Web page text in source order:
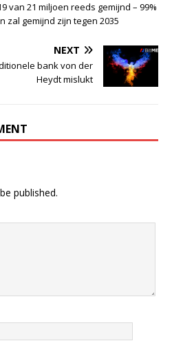
van 21 miljoen reeds gemijnd – 99%
zal gemijnd zijn tegen 2035
NEXT
bank von der
Heydt mislukt
published.